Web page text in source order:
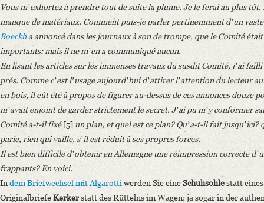
Vous mʼexhortez à prendre tout de suite la plume. Je le ferai au plus
manque de matériaux. Comment puis-je parler pertinemment dʼun
Boeckh a annoncé dans les journaux à son de trompe, que le Comité
importants; mais il ne mʼen a communiqué aucun.
En lisant les articles sur les immenses travaux du susdit Comité, jʼai
prés. Comme cʼest lʼusage aujourdʼhui dʼattirer lʼattention du lecteur
en bois, il eût été à propos de figurer au-dessus de ces annonces douze
mʼavait enjoint de garder strictement le secret. Jʼai pu mʼy conformer
Comité a-t-il fixé[5] un plan, et quel est ce plan? Quʼa-t-il fait
parie, rien qui vaille, sʼil est réduit à ses propres forces.
Il est bien difficile dʼobtenir en Allemagne une réimpression correcte
frappants? En voici.
In dem Briefwechsel mitAlgarotti werden Sie eineSchuhsohlestatt
OriginalbriefeKerkerstatt des Rüttelns im Wagen; ja sogar in der